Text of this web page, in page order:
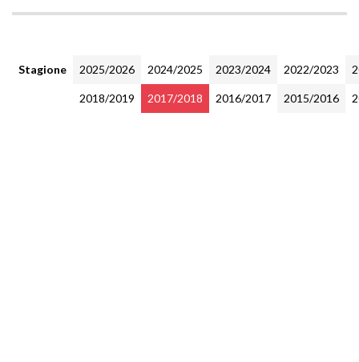
Stagione 2025/2026 2024/2025 2023/2024 2022/2023
2018/2019 2017/2018 2016/2017 2015/2016